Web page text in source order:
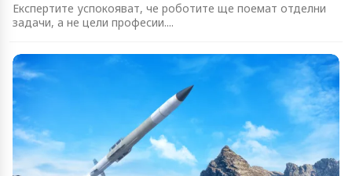
Експертите успокояват, че роботите ще поемат отделни
задачи, а не цели професии....